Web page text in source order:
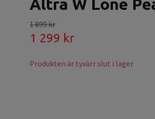
Altra W Lone
1 899 kr
1 299 kr
Produkten är tyvärr slut i lager.